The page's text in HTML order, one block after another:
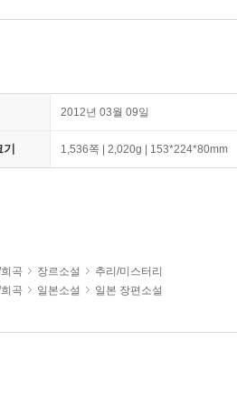
2012년 03월 09일
1,536쪽 | 2,020g | 153*224*80mm
곡 장르소설
추리/미스터리
곡 일본소설 일본 장편소설